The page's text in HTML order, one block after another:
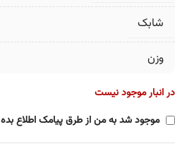
شابک
وزن
در انبار موجود نیست
موجود شد به من از طرق پیامک اطلاع بده